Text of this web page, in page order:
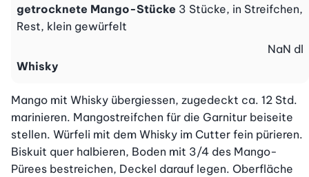
getrocknete Mango-Stücke 3 Stücke, in Streifchen,
Rest, klein gewürfelt
Whisky
NaN dl
Mango mit Whisky übergiessen, zugedeckt ca. 12 Std.
marinieren. Mangostreifchen für die Garnitur beiseite
stellen. Würfeli mit dem Whisky im Cutter fein pürieren.
Biskuit quer halbieren, Boden mit 3/4 des Mango-
Pürees bestreichen, Deckel darauf legen. Oberfläche